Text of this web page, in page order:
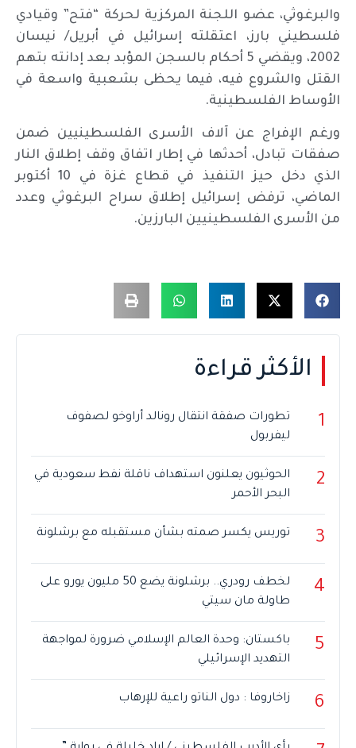
والبرغوثي، عضو اللجنة المركزية لحركة “فتح” وقيادي
فلسطيني بارز، اعتقلته إسرائيل في أبريل/ نيسان
2002، ويقضي 5 أحكام بالسجن المؤبد بعد إدانته بتهم
القتل والشروع فيه، فيما يحظى بشعبية واسعة في
الأوساط الفلسطينية.
ورغم الإفراج عن آلاف الأسرى الفلسطينيين ضمن
صفقات تبادل، أحدثها في إطار اتفاق وقف إطلاق النار
الذي دخل حيز التنفيذ في قطاع غزة في 10 أكتوبر
الماضي، ترفض إسرائيل إطلاق سراح البرغوثي وعدد
من الأسرى الفلسطينيين البارزين.
الأكثر قراءة
1
تطورات صفقة انتقال رونالد أراوخو لصفوف
ليفربول
2
الحوثيون يعلنون استهداف ناقلة نفط سعودية في
البحر الأحمر
3 توريس يكسر صمته بشأن مستقبله مع برشلونة
4
لخطف رودري.. برشلونة يضع 50 مليون يورو على
طاولة مان سيتي
5
باكستان: وحدة العالم الإسلامي ضرورة لمواجهة
التهديد الإسرائيلي
6 زاخاروفا : دول الناتو راعية للإرهاب